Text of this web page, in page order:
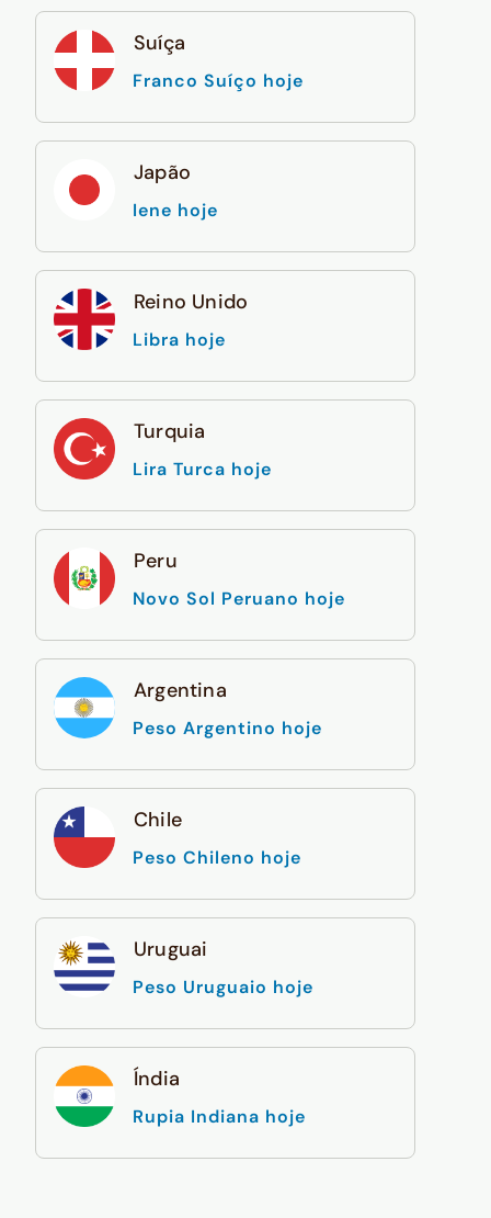
Suíça
Franco Suíço hoje
Japão
Iene hoje
Reino Unido
Libra hoje
Turquia
Lira Turca hoje
Peru
Novo Sol Peruano hoje
Argentina
Peso Argentino hoje
Chile
Peso Chileno hoje
Uruguai
Peso Uruguaio hoje
Índia
Rupia Indiana hoje